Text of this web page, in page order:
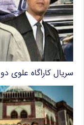
سریال کاراگاه علوی دو ۱۳۸۷